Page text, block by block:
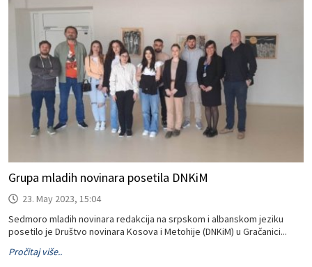
Grupa mladih novinara posetila DNKiM
23. May 2023, 15:04
Sedmoro mladih novinara redakcija na srpskom i albanskom jeziku
posetilo je Društvo novinara Kosova i Metohije (DNKiM) u Gračanici...
Pročitaj više..